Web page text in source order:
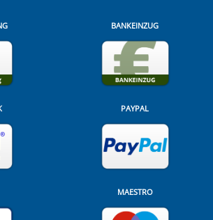
BANKEINZUG
PAYPAL
MAESTRO